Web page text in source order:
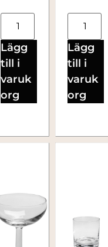
Lägg
till i
varuk
org
Lägg
till i
varuk
org